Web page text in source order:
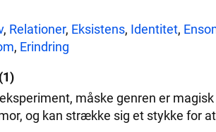
, Relationer, Eksistens, Identitet,
, Erindring
måske genren er
og kan strække sig et stykke for